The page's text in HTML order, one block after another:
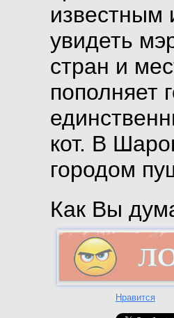
известным
увидеть
стран и
пополняет
кот. В
городом
Как Вы
Нравится